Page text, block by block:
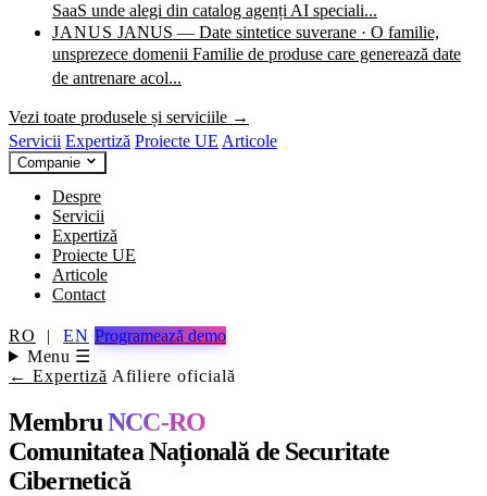
SaaS unde alegi din catalog agenți AI speciali...
JANUS JANUS — Date sintetice suverane · O familie,
unsprezece domenii Familie de produse care generează date
de antrenare acol...
Vezi toate produsele și serviciile →
Servicii Expertiză Proiecte UE Articole
Companie
Despre
Servicii
Expertiză
Proiecte UE
Articole
Contact
RO | EN Programează demo
Menu ☰
← Expertiză Afiliere oficială
MembruNCC-RO
Comunitatea Națională de Securitate
Cibernetică